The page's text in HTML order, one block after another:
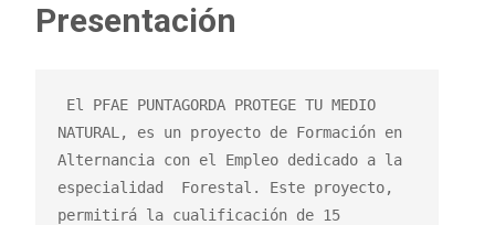
Presentación
El PFAE PUNTAGORDA PROTEGE TU MEDIO
NATURAL, es un proyecto de Formación en
Alternancia con el Empleo dedicado a la
especialidad  Forestal. Este proyecto,
permitirá la cualificación de 15